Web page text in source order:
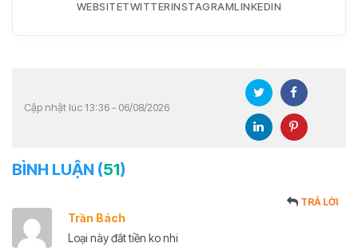
WEBSITETWITTERINSTAGRAMLINKEDIN
Cập nhật lúc 13:36 - 06/08/2026
BÌNH LUẬN (51)
Trần Bách
TRẢ LỜI
Loại này đắt tiền ko nhi